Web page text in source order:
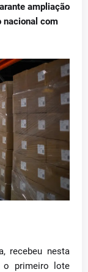
ampliação
nacional com
recebeu nesta
o primeiro lote